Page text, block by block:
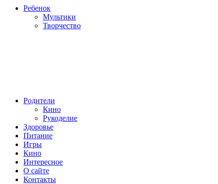
Ребенок
Мультики
Творчество
Родители
Кино
Рукоделие
Здоровье
Питание
Игры
Кино
Интересное
О сайте
Контакты